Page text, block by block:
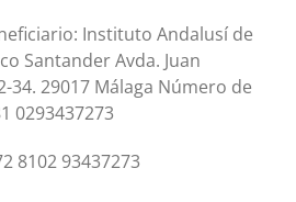
Instituto Andalusí de
Santander Avda. Juan
34. 29017 Málaga Número de
0293437273
8102 93437273